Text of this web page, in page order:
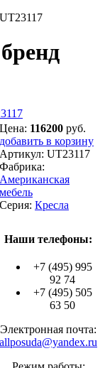
Цена: 116200 руб.
добавить в корзину
Артикул: UT23117
Фабрика:
Американская
мебель
Серия: Кресла
Наши телефоны:
+7 (495) 995
92 74
+7 (495) 505
63 50
Электронная почта:
allposuda@yandex.ru